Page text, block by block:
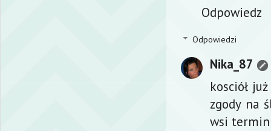
Odpowiedz
Odpowiedzi
Nika_87
kosciół
zgody na
wsi